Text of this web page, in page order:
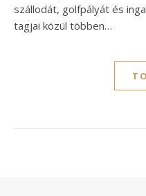
szállodát, golfpályát és
tagjai közül többen…